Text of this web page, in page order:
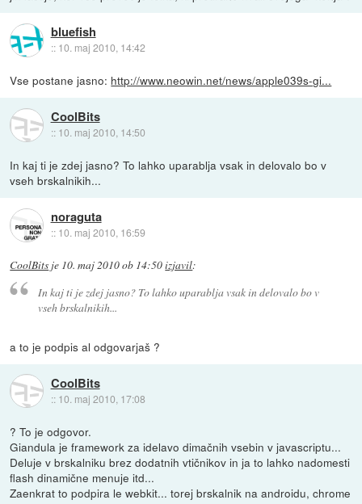
bluefish
:: 10. maj 2010, 14:42
Vse postane jasno: http://www.neowin.net/news/apple039s-gi...
CoolBits
:: 10. maj 2010, 14:50
In kaj ti je zdej jasno? To lahko uparablja vsak in delovalo bo v
vseh brskalnikih...
noraguta
:: 10. maj 2010, 16:59
CoolBits je 10. maj 2010 ob 14:50izjavil:
In kaj ti je zdej jasno? To lahko uparablja vsak in delovalo bo v
vseh brskalnikih...
a to je podpis al odgovarjaš ?
CoolBits
:: 10. maj 2010, 17:08
? To je odgovor.
Giandula je framework za idelavo dimačnih vsebin v javascriptu...
Deluje v brskalniku brez dodatnih vtičnikov in ja to lahko nadomesti
flash dinamične menuje itd...
Zaenkrat to podpira le webkit... torej brskalnik na androidu, chrome